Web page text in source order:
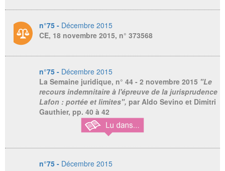
n°75 - Décembre 2015
CE, 18 novembre 2015, n° 373568
n°75 - Décembre 2015
La Semaine juridique, n° 44 - 2 novembre 2015 "Le
recours indemnitaire à l'épreuve de la jurisprudence
Lafon : portée et limites", par Aldo Sevino et Dimitri
Gauthier, pp. 40 à 42
n°75 - Décembre 2015